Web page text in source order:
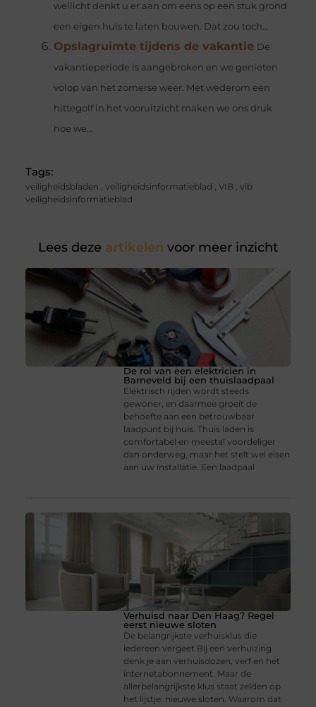
wellicht denkt u er aan om eens op een stuk grond
een eigen huis te laten bouwen. Dat zou toch...
Opslagruimte tijdens de vakantie De
vakantieperiode is aangebroken en we genieten
volop van het zomerse weer. Met wederom een
hittegolf in het vooruitzicht maken we ons druk
hoe we...
Tags:
veiligheidsbladen , veiligheidsinformatieblad , VIB , vib
veiligheidsinformatieblad
Lees deze artikelen voor meer inzicht
De rol van een elektricien in
Barneveld bij een thuislaadpaal
Elektrisch rijden wordt steeds
gewoner, en daarmee groeit de
behoefte aan een betrouwbaar
laadpunt bij huis. Thuis laden is
comfortabel en meestal voordeliger
dan onderweg, maar het stelt wel eisen
aan uw installatie. Een laadpaal
Verhuisd naar Den Haag? Regel
eerst nieuwe sloten
De belangrijkste verhuisklus die
iedereen vergeet Bij een verhuizing
denk je aan verhuisdozen, verf en het
internetabonnement. Maar de
allerbelangrijkste klus staat zelden op
het lijstje: nieuwe sloten. Waarom dat